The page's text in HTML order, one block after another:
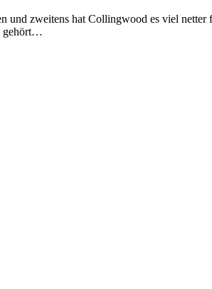
und zweitens hat Collingwood es viel
gehört…